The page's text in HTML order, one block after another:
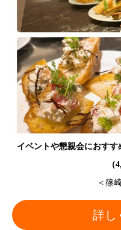
イベントや懇親会におすす
（
＜篠
詳し